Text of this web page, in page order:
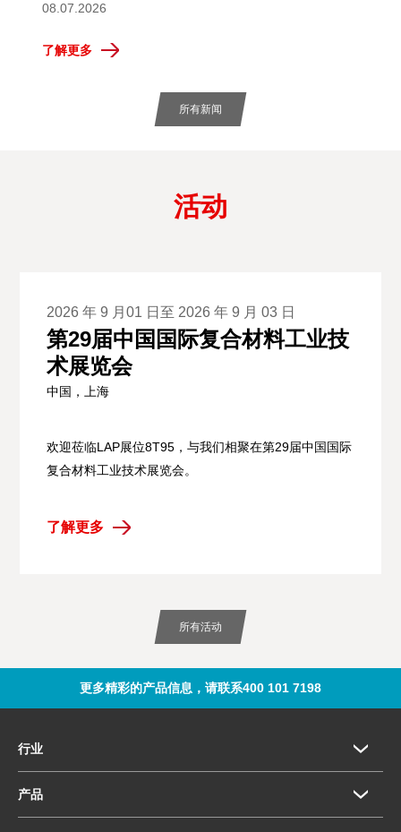
08.07.2026
了解更多
所有新闻
活动
2026 年 9 月01 日至 2026 年 9 月 03 日
第29届中国国际复合材料工业技
术展览会
中国，上海
欢迎莅临LAP展位8T95，与我们相聚在第29届中国国际
复合材料工业技术展览会。
了解更多
所有活动
更多精彩的产品信息，请联系400 101 7198
行业
产品